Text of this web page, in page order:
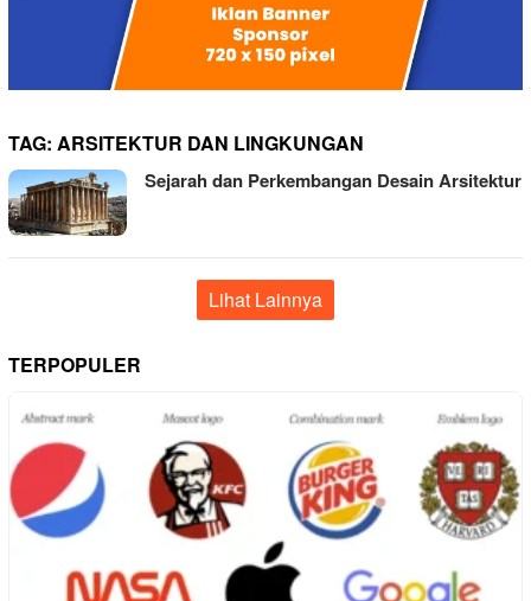
TAG: ARSITEKTUR DAN LINGKUNGAN
Sejarah dan Perkembangan Desain Arsitektur
Lihat Lainnya
TERPOPULER